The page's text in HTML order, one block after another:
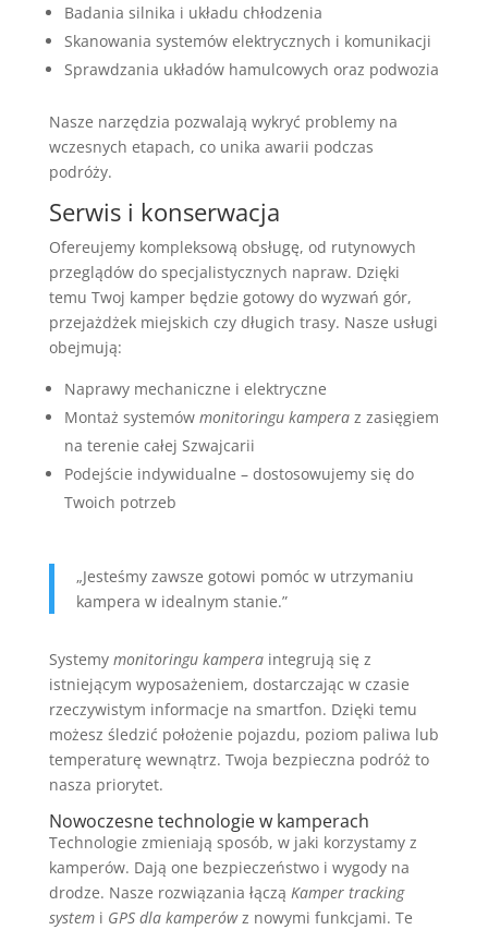
Badania silnika i układu chłodzenia
Skanowania systemów elektrycznych i komunikacji
Sprawdzania układów hamulcowych oraz podwozia
Nasze narzędzia pozwalają wykryć problemy na
wczesnych etapach, co unika awarii podczas
podróży.
Serwis i konserwacja
Ofereujemy kompleksową obsługę, od rutynowych
przeglądów do specjalistycznych napraw. Dzięki
temu Twoj kamper będzie gotowy do wyzwań gór,
przejażdżek miejskich czy długich trasy. Nasze usługi
obejmują:
Naprawy mechaniczne i elektryczne
Montaż systemów monitoringu kamperaz zasięgiem
na terenie całej Szwajcarii
Podejście indywidualne – dostosowujemy się do
Twoich potrzeb
„Jesteśmy zawsze gotowi pomóc w utrzymaniu
kampera w idealnym stanie.”
Systemy monitoringu kamperaintegrują się z
istniejącym wyposażeniem, dostarczając w czasie
rzeczywistym informacje na smartfon. Dzięki temu
możesz śledzić położenie pojazdu, poziom paliwa lub
temperaturę wewnątrz. Twoja bezpieczna podróż to
nasza priorytet.
Nowoczesne technologie w kamperach
Technologie zmieniają sposób, w jaki korzystamy z
kamperów. Dają one bezpieczeństwo i wygody na
drodze. Nasze rozwiązania łączą Kamper tracking
systemi GPS dla kamperówz nowymi funkcjami. Te